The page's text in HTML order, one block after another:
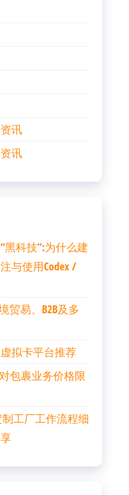
讯
讯
黑科技”:为什么建
与使用Codex /
贸易、B2B及多
拟卡平台推荐
包裹业务价格限
制工厂工作流程细